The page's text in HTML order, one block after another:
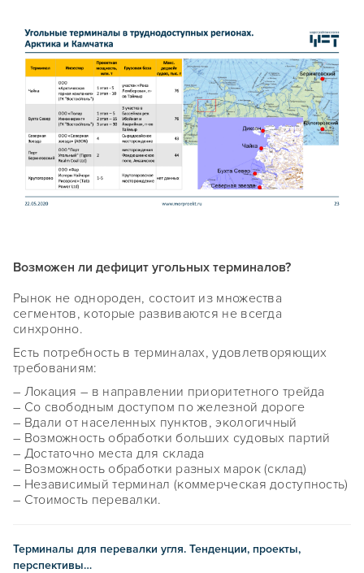
Возможен ли дефицит угольных терминалов?
Рынок не однороден, состоит из множества
сегментов, которые развиваются не всегда
синхронно.
Есть потребность в терминалах, удовлетворяющих
требованиям:
– Локация – в направлении приоритетного трейда
– Со свободным доступом по железной дороге
– Вдали от населенных пунктов, экологичный
– Возможность обработки больших судовых партий
– Достаточно места для склада
– Возможность обработки разных марок (склад)
– Независимый терминал (коммерческая доступность)
– Стоимость перевалки.
Терминалы для перевалки угля. Тенденции, проекты,
перспективы…